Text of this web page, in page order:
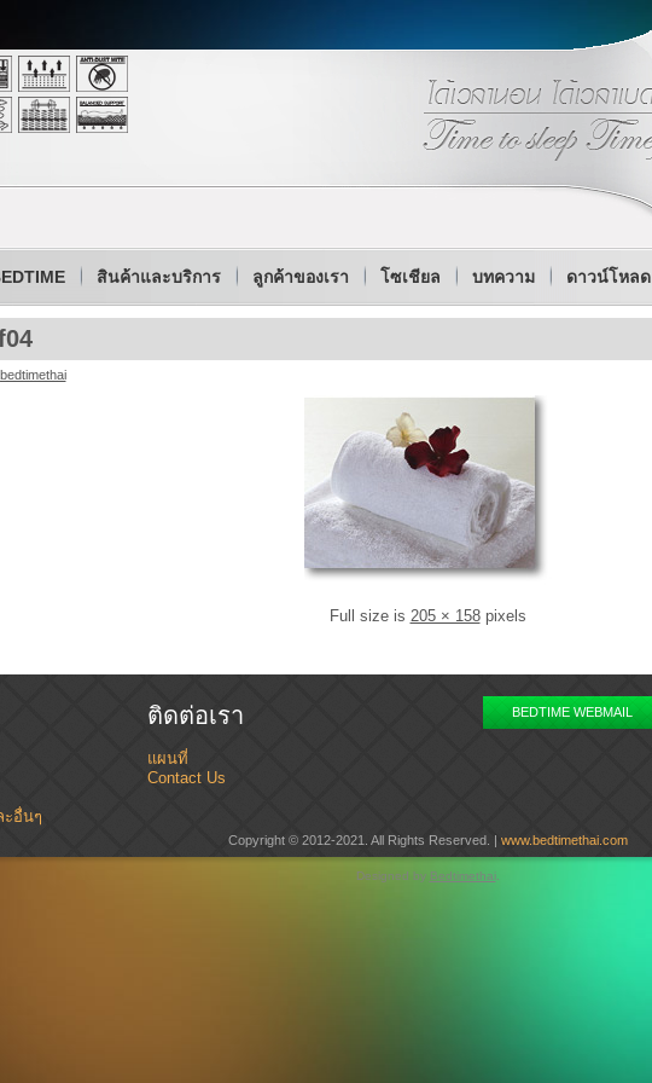
สินค้าและบริการ ลูกค้าของเรา โซเชียล บทความ ดาวน์โหลด
bedtimethai
Full size is 205 × 158pixels
ะอื่นๆ
ติดต่อเรา
แผนที่
Contact Us
BEDTIME WEBMAIL
Copyright © 2012-2021. All Rights Reserved. | www.bedtimethai.com
Designed by Bedtimethai.